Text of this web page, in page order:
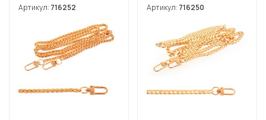
Артикул: 716252 Артикул: 716250